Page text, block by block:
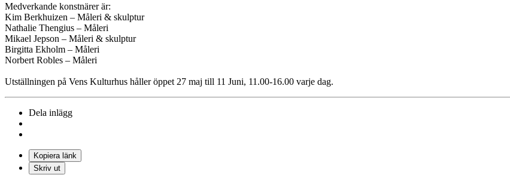
Medverkande konstnärer är:
Kim Berkhuizen – Måleri & skulptur
Nathalie Thengius – Måleri
Mikael Jepson – Måleri & skulptur
Birgitta Ekholm – Måleri
Norbert Robles – Måleri
Utställningen på Vens Kulturhus håller öppet 27 maj till 11 Juni, 11.00-16.00 varje dag.
Dela inlägg
Kopiera länk
Skriv ut